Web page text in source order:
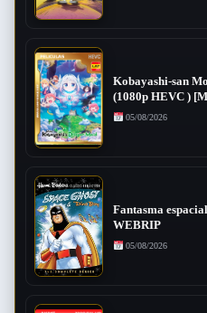
Kobayashi-san
(1080p HEVC )
05/08/2026
Fantasma
WEBRIP
05/08/2026